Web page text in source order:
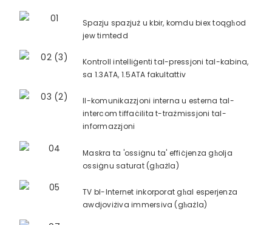
Spazju spazjuż u kbir, komdu biex toqgħod
jew timtedd
Kontroll intelliġenti tal-pressjoni tal-kabina,
sa 1.3ATA, 1.5ATA fakultattiv
Il-komunikazzjoni interna u esterna tal-
intercom tiffaċilita t-trażmissjoni tal-
informazzjoni
Maskra ta 'ossiġnu ta' effiċjenza għolja
ossiġnu saturat (għażla)
TV bl-Internet inkorporat għal esperjenza
awdjoviżiva immersiva (għażla)